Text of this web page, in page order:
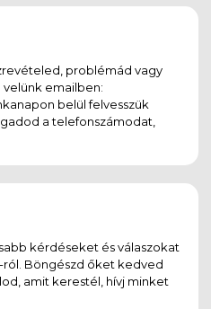
problémád vagy
emailben:
belül felvesszük
a telefonszámodat,
kérdéseket és válaszokat
ról. Böngészd őket kedved
amit kerestél, hívj minket